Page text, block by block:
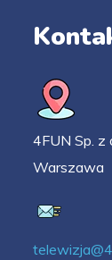
4FUN Sp. z
Warszawa